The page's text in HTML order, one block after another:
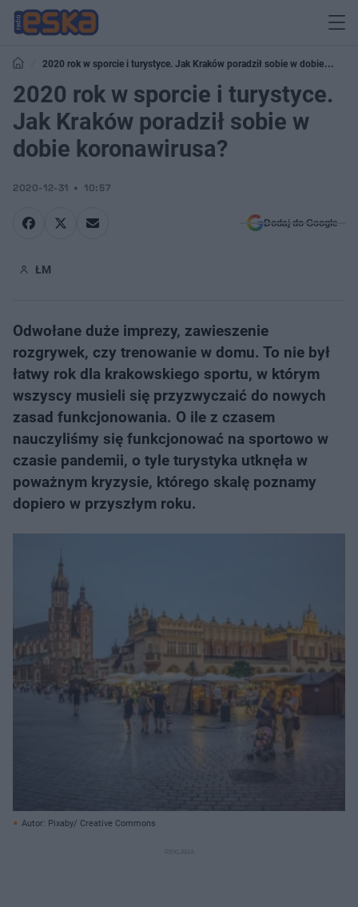
2020 rok w sporcie i turystyce. Jak Kraków poradził sobie w dobie
koronawirusa?
2020 rok w sporcie i turystyce.
Jak Kraków poradził sobie w
dobie koronawirusa?
2020-12-31 10:57
Dodaj do Google
ŁM
Odwołane duże imprezy, zawieszenie
rozgrywek, czy trenowanie w domu. To nie był
łatwy rok dla krakowskiego sportu, w którym
wszyscy musieli się przyzwyczaić do nowych
zasad funkcjonowania. O ile z czasem
nauczyliśmy się funkcjonować na sportowo w
czasie pandemii, o tyle turystyka utknęła w
poważnym kryzysie, którego skalę poznamy
dopiero w przyszłym roku.
Autor: Pixaby/ Creative Commons